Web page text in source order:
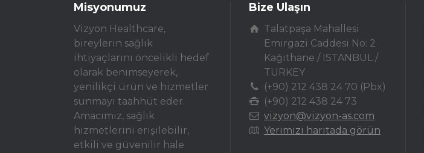
Misyonumuz
Vizyon Healthcare,
bireylerin sağlık
ihtiyaçlarını öncelikli hedef
olarak benimseyerek,
yenilikçi ürün ve hizmetler
sunmayı taahhüt eder.
Amacımız, sağlık
hizmetlerini erişilebilir,
etkili ve güvenilir hale
Bize Ulaşın
Talatpaşa Mahallesi
Emirgazi Caddesi No: 2
Kağıthane / ISTANBUL /
TURKEY
(+90) 212 438 24 70 (Pbx)
(+90) 212 438 24 73
vizyon@vizyon-as.com
Yerimizi haritada görün